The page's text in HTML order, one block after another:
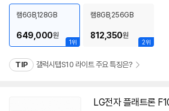
1위
램6GB,128GB
649,000원
2위
램8GB,256GB
812,350원
TIP 갤럭시탭S10 라이트 주요 특징은?
LG전자 플래트론